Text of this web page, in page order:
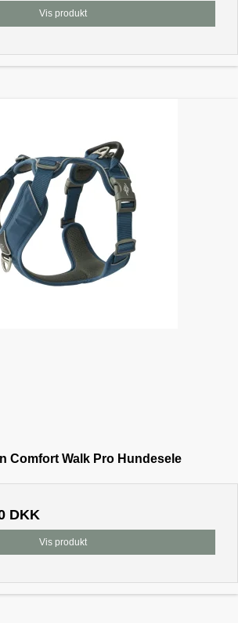
Vis produkt
Comfort Walk Pro Hundesele
DKK
Vis produkt